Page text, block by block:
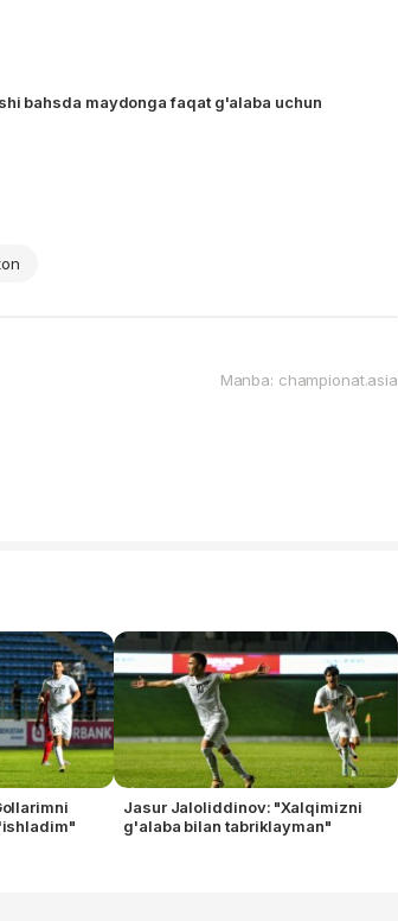
bahsda maydonga faqat g'alaba uchun
Manba: championat.asia
Jasur Jaloliddinov: "Xalqimizni
g'alaba bilan tabriklayman"